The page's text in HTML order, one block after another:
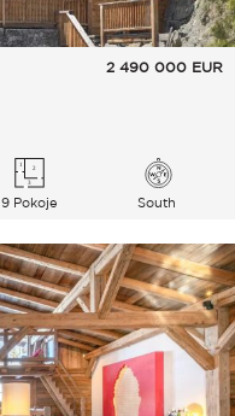
2 490 000 EUR
9 Pokoje South